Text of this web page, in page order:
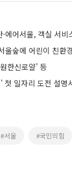
울숲에 어린이 친환
한신로얄’ 등
첫 일자리 도전 설명
#서울 #국민의힘